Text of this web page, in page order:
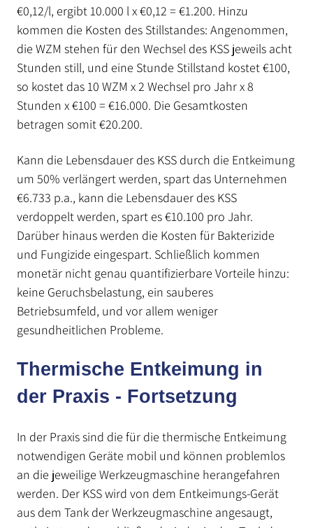
€0,12/l, ergibt 10.000 l x €0,12 = €1.200. Hinzu
kommen die Kosten des Stillstandes: Angenommen,
die WZM stehen für den Wechsel des KSS jeweils acht
Stunden still, und eine Stunde Stillstand kostet €100,
so kostet das 10 WZM x 2 Wechsel pro Jahr x 8
Stunden x €100 = €16.000. Die Gesamtkosten
betragen somit €20.200.
Kann die Lebensdauer des KSS durch die Entkeimung
um 50% verlängert werden, spart das Unternehmen
€6.733 p.a., kann die Lebensdauer des KSS
verdoppelt werden, spart es €10.100 pro Jahr.
Darüber hinaus werden die Kosten für Bakterizide
und Fungizide eingespart. Schließlich kommen
monetär nicht genau quantifizierbare Vorteile hinzu:
keine Geruchsbelastung, ein sauberes
Betriebsumfeld, und vor allem weniger
gesundheitlichen Probleme.
Thermische Entkeimung in
der Praxis - Fortsetzung
In der Praxis sind die für die thermische Entkeimung
notwendigen Geräte mobil und können problemlos
an die jeweilige Werkzeugmaschine herangefahren
werden. Der KSS wird von dem Entkeimungs-Gerät
aus dem Tank der Werkzeugmaschine angesaugt,